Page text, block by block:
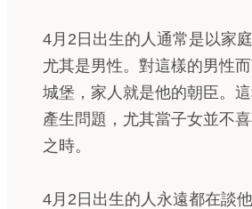
4月2日出生的人通常是以家
尤其是男性。對這樣的男性
城堡，家人就是他的朝臣。
產生問題，尤其當子女並不
之時。
4月2日出生的人永遠都在談